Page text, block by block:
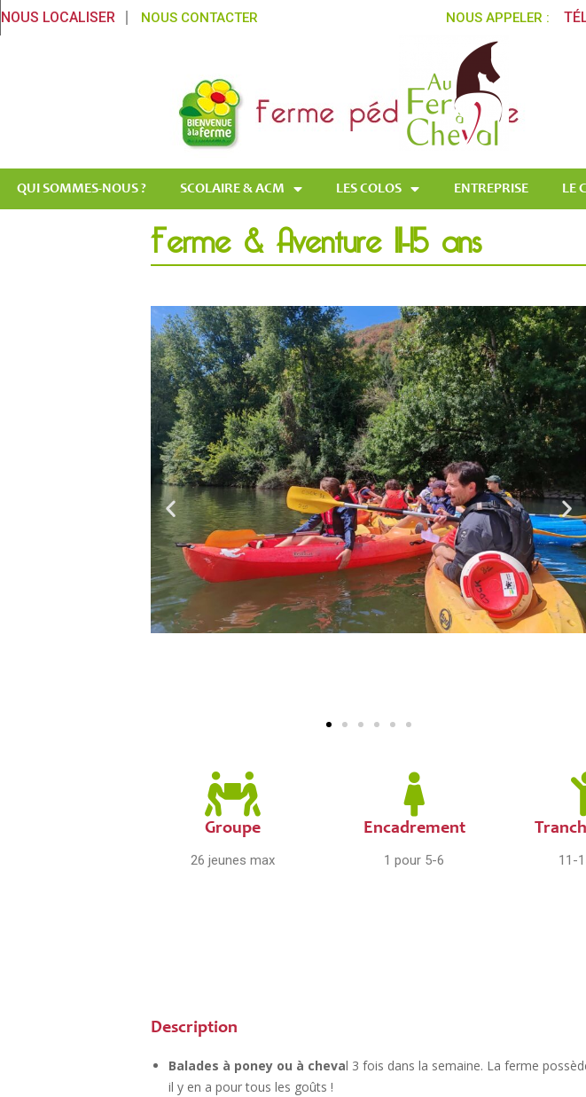
NOUS LOCALISER NOUS CONTACTER NOUS APPELER :
QUI SOMMES-NOUS ? SCOLAIRE & ACM LES COLOS ENTREPRISE LE
Ferme & Aventure 11-15 ans
Groupe
26 jeunes max
Encadrement
1 pour 5-6 11-
Description
Balades à poney ou à cheval 3 fois dans la semaine. La ferme
il y en a pour tous les goûts !